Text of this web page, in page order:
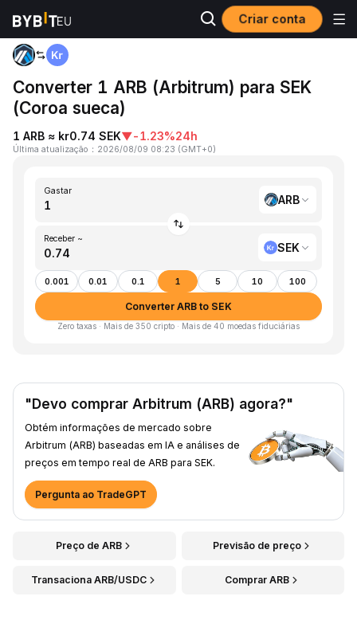
Criar conta
Página inicial
Converter 1 ARB (Arbitrum) para SEK
(Coroa sueca)
1 ARB ≈ kr0.74 SEK▼-1.23%24h
Última atualização ： 2026/08/09 08:23 (GMT+0)
Gastar
ARB
Receber ~
SEK
0.001 0.01 0.1 1 5 10 100
Converter ARB to SEK
Zero taxas · Mais de 350 cripto · Mais de 40 moedas fiduciárias
"Devo comprar Arbitrum (ARB) agora?"
Obtém informações de mercado sobre
Arbitrum (ARB) baseadas em IA e análises de
preços em tempo real de ARB para SEK.
Pergunta ao TradeGPT
Preço de ARB Previsão de preço
Transaciona ARB/USDC Comprar ARB